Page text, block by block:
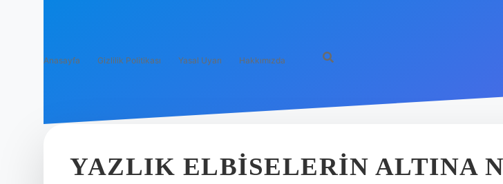
Anasayfa Gizlilik Politikası Yasal Uyarı Hakkımızda
YAZLIK ELBISELERIN ALTINA